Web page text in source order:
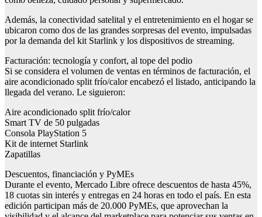
Además, la conectividad satelital y el entretenimiento en el hogar se
ubicaron como dos de las grandes sorpresas del evento, impulsadas
por la demanda del kit Starlink y los dispositivos de streaming.
Facturación: tecnología y confort, al tope del podio
Si se considera el volumen de ventas en términos de facturación, el
aire acondicionado split frío/calor encabezó el listado, anticipando la
llegada del verano. Le siguieron:
Aire acondicionado split frío/calor
Smart TV de 50 pulgadas
Consola PlayStation 5
Kit de internet Starlink
Zapatillas
Descuentos, financiación y PyMEs
Durante el evento, Mercado Libre ofrece descuentos de hasta 45%,
18 cuotas sin interés y entregas en 24 horas en todo el país. En esta
edición participan más de 20.000 PyMEs, que aprovechan la